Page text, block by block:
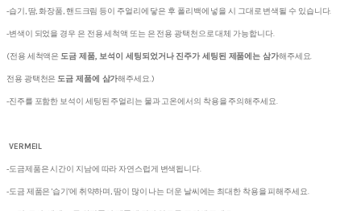
-습기, 땀, 화장품, 핸드크림 등이 주얼리에 닿은 후 폴리백에 넣을 시 그대로 변색될 수 있습니다.
-변색이 되었을 경우 은 전용 세척액 또는 은 전용 광택천으로 대체 가능합니다.
(전용 세척액은도금 제품, 보석이 세팅되었거나 진주가 세팅된 제품에는 삼가해주세요.
전용 광택천은도금 제품에 삼가해주세요.)
-진주를 포함한 보석이 세팅된 주얼리는 물과 고온에서의 착용을 주의해주세요.
VERMEIL
-도금제품은 시간이 지남에 따라 자연스럽게 변색됩니다.
-도금 제품은 '습기'에 취약하며, 땀이 많이 나는 더운 날씨에는 최대한 착용을 피해주세요.